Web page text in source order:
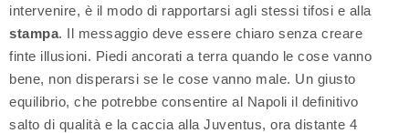
intervenire, è il modo di rapportarsi agli stessi tifosi e alla
stampa. Il messaggio deve essere chiaro senza creare
finte illusioni. Piedi ancorati a terra quando le cose vanno
bene, non disperarsi se le cose vanno male. Un giusto
equilibrio, che potrebbe consentire al Napoli il definitivo
salto di qualità e la caccia alla Juventus, ora distante 4